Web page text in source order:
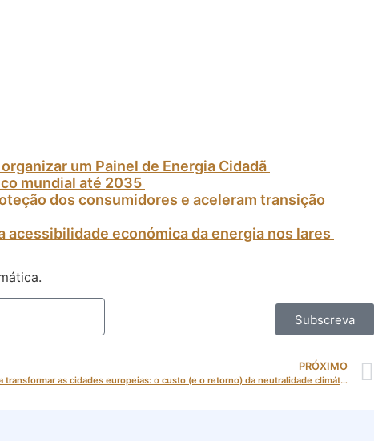
um Painel de Energia Cidadã
mundial até 2035
dos consumidores e aceleram transição
económica da energia nos lares
Subscreva
PRÓXIMO
Mais de 300 mil milhões de euros para transformar as cidades europeias: o custo (e o retorno) da neutralidade climática urbana